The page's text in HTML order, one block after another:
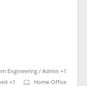
Engineering / Admin +1
+1
Home-Office